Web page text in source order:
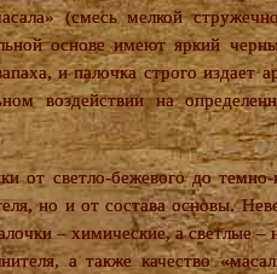
(смесь мелкой
основе имеют яркий
и палочка строго издает
воздействии на
от светло-бежевого до темно-
но и от состава основы.
– химические, а светлые –
а также качество